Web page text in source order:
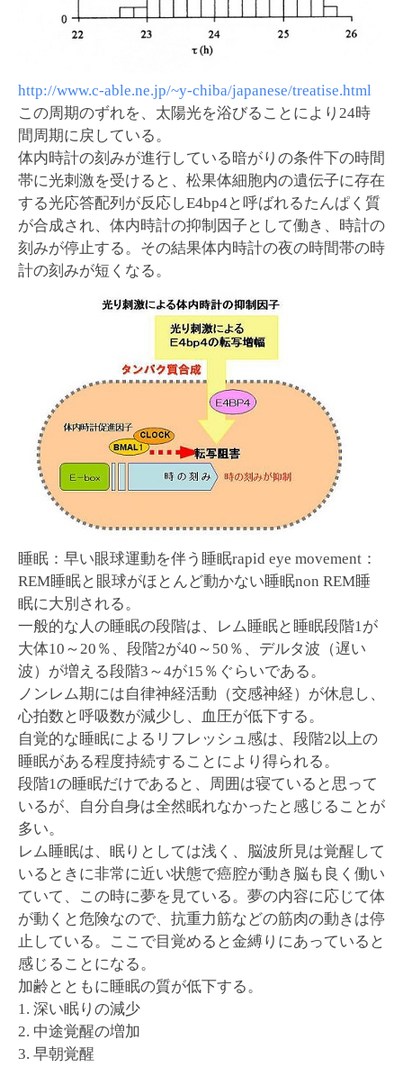
http://www.c-able.ne.jp/~y-chiba/japanese/treatise.html
この周期のずれを、太陽光を浴びることにより24時
間周期に戻している。
体内時計の刻みが進行している暗がりの条件下の時間
帯に光刺激を受けると、松果体細胞内の遺伝子に存在
する光応答配列が反応しE4bp4と呼ばれるたんぱく質
が合成され、体内時計の抑制因子として働き、時計の
刻みが停止する。その結果体内時計の夜の時間帯の時
計の刻みが短くなる。
睡眠：早い眼球運動を伴う睡眠rapid eye movement：
REM睡眠と眼球がほとんど動かない睡眠non REM睡
眠に大別される。
一般的な人の睡眠の段階は、レム睡眠と睡眠段階1が
大体10～20％、段階2が40～50％、デルタ波（遅い
波）が増える段階3～4が15％ぐらいである。
ノンレム期には自律神経活動（交感神経）が休息し、
心拍数と呼吸数が減少し、血圧が低下する。
自覚的な睡眠によるリフレッシュ感は、段階2以上の
睡眠がある程度持続することにより得られる。
段階1の睡眠だけであると、周囲は寝ていると思って
いるが、自分自身は全然眠れなかったと感じることが
多い。
レム睡眠は、眠りとしては浅く、脳波所見は覚醒して
いるときに非常に近い状態で癌腔が動き脳も良く働い
ていて、この時に夢を見ている。夢の内容に応じて体
が動くと危険なので、抗重力筋などの筋肉の動きは停
止している。ここで目覚めると金縛りにあっていると
感じることになる。
加齢とともに睡眠の質が低下する。
1. 深い眠りの減少
2. 中途覚醒の増加
3. 早朝覚醒